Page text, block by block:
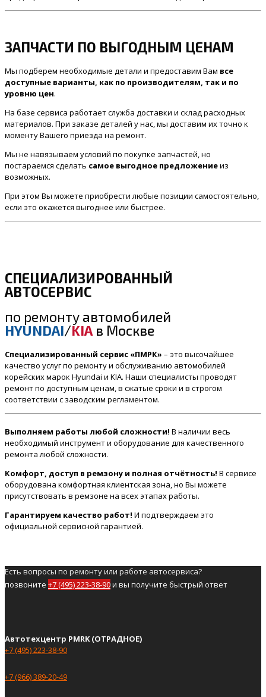
ЗАПЧАСТИ ПО ВЫГОДНЫМ ЦЕНАМ
Мы подберем необходимые детали и предоставим Вам все
доступные варианты, как по производителям, так и по
уровню цен.
На базе сервиса работает служба доставки и склад расходных
материалов. При заказе деталей у нас, мы доставим их точно к
моменту Вашего приезда на ремонт.
Мы не навязываем условий по покупке запчастей, но
постараемся сделать самое выгодное предложениеиз
возможных.
При этом Вы можете приобрести любые позиции самостоятельно,
если это окажется выгоднее или быстрее.
СПЕЦИАЛИЗИРОВАННЫЙ
АВТОСЕРВИС
по ремонту автомобилей
HYUNDAI/KIA в Москве
Специализированный сервис «ПМРК» – это высочайшее
качество услуг по ремонту и обслуживанию автомобилей
корейских марок Hyundai и KIA. Наши специалисты проводят
ремонт по доступным ценам, в сжатые сроки и в строгом
соответствии с заводским регламентом.
Выполняем работы любой сложности! В наличии весь
необходимый инструмент и оборудование для качественного
ремонта любой сложности.
Комфорт, доступ в ремзону и полная отчётность! В сервисе
оборудована комфортная клиентская зона, но Вы можете
присутствовать в ремзоне на всех этапах работы.
Гарантируем качество работ! И подтверждаем это
официальной сервисной гарантией.
Есть вопросы по ремонту или работе автосервиса?
позвоните +7 (495) 223-38-90и вы получите быстрый ответ
Автотехцентр PMRK (ОТРАДНОЕ)
+7 (495) 223-38-90
+7 (966) 389-20-49